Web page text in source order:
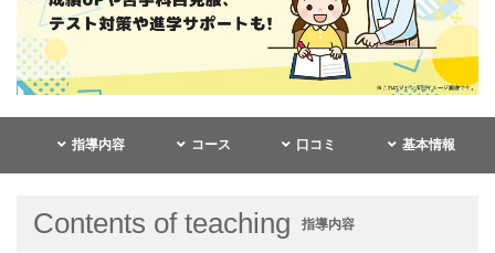
指導内容 コース 口コミ 基本情報
Contents of teaching 指導内容